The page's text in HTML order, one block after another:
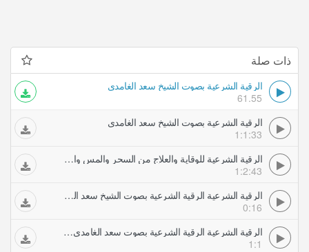
ذات صلة
الرقية الشرعية بصوت الشيخ سعد الغامدي
61.55
الرقية الشرعية بصوت الشيخ سعد الغامدي
1:1:33
الرقية الشرعية للوقاية والعلاج من السحر والمس والعين والحسد بصوت الشيخ سعد الغامدي
1:2:43
الرقية الشرعية الرقية الشرعية بصوت الشيخ سعد الله السباعي
0:16
الرقية الشرعية الرقية الشرعية بصوت سعد الغامدي خدمة نور الإيمان
1:1